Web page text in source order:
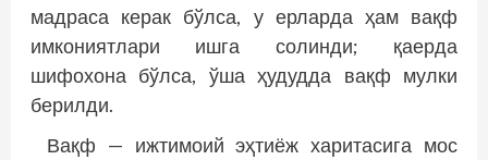
мадраса керак бўлса, у ерларда ҳам вақф
имкониятлари ишга солинди; қаерда
шифохона бўлса, ўша ҳудудда вақф мулки
берилди.
Вақф — ижтимоий эҳтиёж харитасига мос